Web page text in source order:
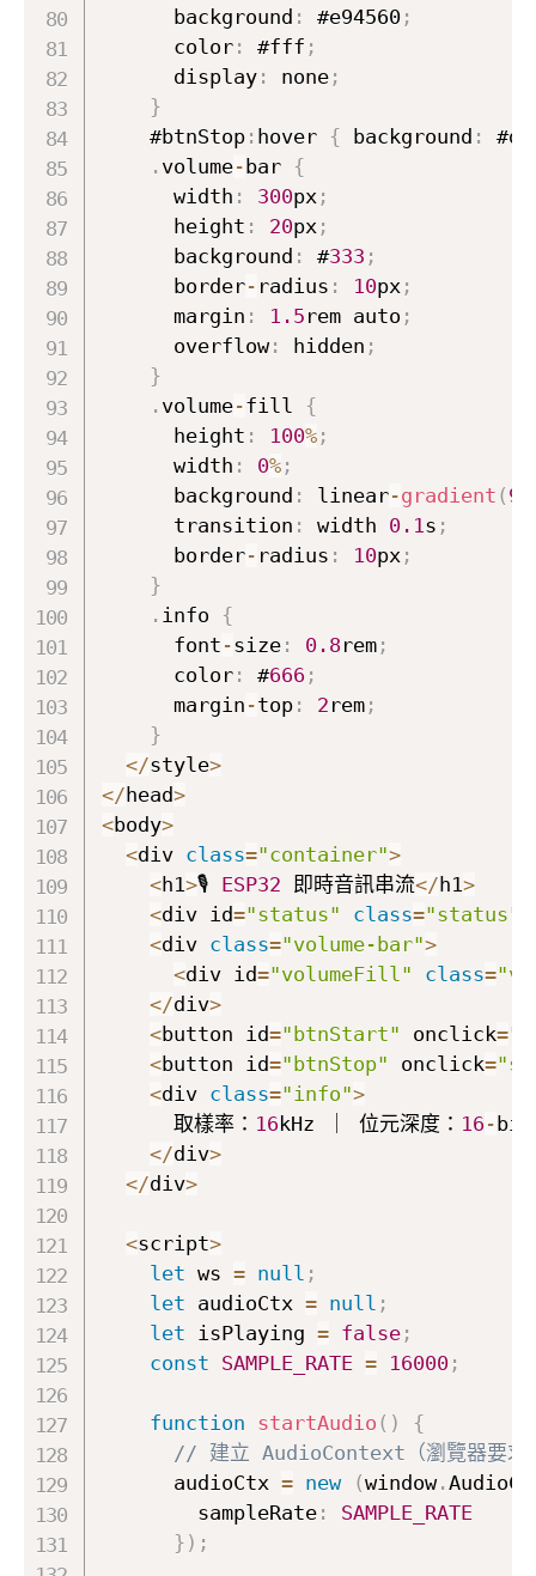
      background
: #e94560;
      color
: #fff ;
      display
: none;
}
    #btnStop
: hover { background :
. volume- bar {
      width
: 300px;
      height
: 20px;
      background
: #333 ;
      border
- radius : 10px;
      margin
: 1.5 rem auto ;
      overflow
: hidden ;
}
. volume-fill
{
      height
: 100%;
      width
: 0%;
      background
: linear-gradient ( 90
      transition
: width 0.1s ;
      border
- radius : 10px;
}
. info
{
      font
-size: 0.8rem;
      color
: #666 ;
      margin
-top: 2 rem;
}
</style>
</ head>
<body>
<div class="container">
<h1>🎙️ ESP32 即時音訊串流</ h1>
<div id="status" class="status"
<div class="volume-bar">
<div id="volumeFill" class=
</div>
<button id="btnStart" onclick=
<button id="btnStop" onclick=
<div class="info">
      取樣率：
16 kHz ｜ 位元深度： 16 - bit
</div>
</div>
<script>
let ws = null ;
let audioCtx = null ;
let isPlaying = false;
const SAMPLE_RATE = 16000;
function startAudio ( )
{
// 建立 AudioContext（瀏覽器要求
      audioCtx
= new (window.
        sampleRate
:
SAMPLE_RATE
} ) ;